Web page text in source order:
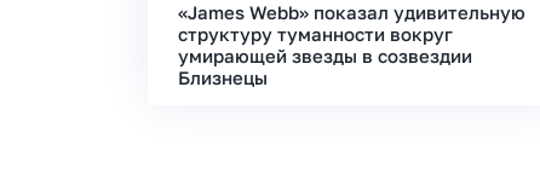
«James Webb» показал удивительную
структуру туманности вокруг
умирающей звезды в созвездии
Близнецы